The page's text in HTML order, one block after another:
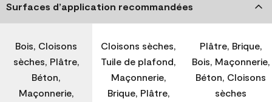
Surfaces d’application recommandées
Bois, Cloisons
sèches, Plâtre,
Béton,
Maçonnerie,
Cloisons sèches,
Tuile de plafond,
Maçonnerie,
Brique, Plâtre,
Plâtre, Brique,
Bois, Maçonnerie,
Béton, Cloisons
sèches